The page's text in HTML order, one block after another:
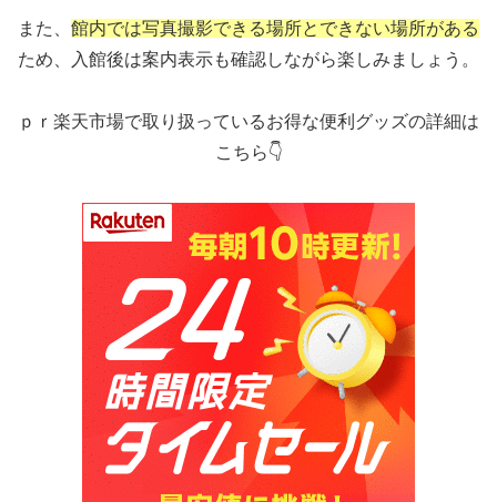
また、 館内では写真撮影できる場所とできない場所がある
ため、入館後は案内表示も確認しながら楽しみましょう。
ｐｒ楽天市場で取り扱っているお得な便利グッズの詳細は
こちら👇